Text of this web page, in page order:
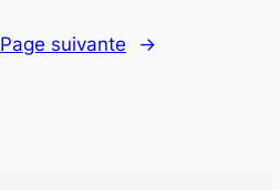
Page suivante →